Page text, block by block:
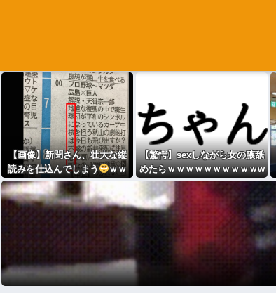
【画像】新聞さん、壮大な縦
読みを仕込んでしまう
ｗｗ
ｗｗｗｗ
【驚愕】sexしながら女の腋舐
めたらｗｗｗｗｗｗｗｗｗｗw
www